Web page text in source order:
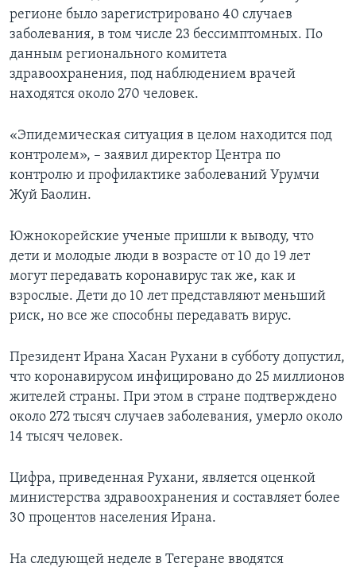
регионе было зарегистрировано 40 случаев
заболевания, в том числе 23 бессимптомных. По
данным регионального комитета
здравоохранения, под наблюдением врачей
находятся около 270 человек.
«Эпидемическая ситуация в целом находится под
контролем», – заявил директор Центра по
контролю и профилактике заболеваний Урумчи
Жуй Баолин.
Южнокорейские ученые пришли к выводу, что
дети и молодые люди в возрасте от 10 до 19 лет
могут передавать коронавирус так же, как и
взрослые. Дети до 10 лет представляют меньший
риск, но все же способны передавать вирус.
Президент Ирана Хасан Рухани в субботу допустил,
что коронавирусом инфицировано до 25 миллионов
жителей страны. При этом в стране подтверждено
около 272 тысяч случаев заболевания, умерло около
14 тысяч человек.
Цифра, приведенная Рухани, является оценкой
министерства здравоохранения и составляет более
30 процентов населения Ирана.
На следующей неделе в Тегеране вводятся